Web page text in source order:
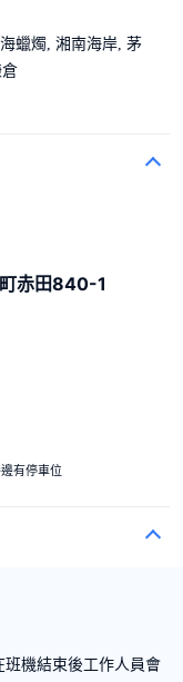
蠟燭, 湘南海岸, 茅
赤田840-1
有停車位
機結束後工作人員會